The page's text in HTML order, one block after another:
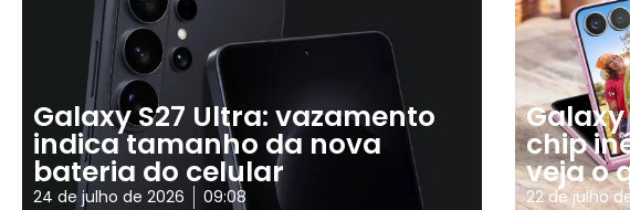
Galaxy S27 Ultra: vazamento
indica tamanho da nova
bateria do celular
24 de julho de 2026 09:08
chip
veja o
22 de julho